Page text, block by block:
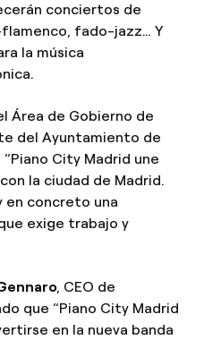
conciertos de
fado-jazz… Y
la música
Área de Gobierno de
del Ayuntamiento de
City Madrid une
la ciudad de Madrid.
en concreto una
exige trabajo y
, CEO de
que “Piano City Madrid
en la nueva banda